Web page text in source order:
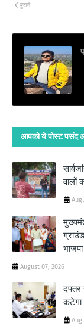
पुराने
आपको ये पोस्ट पसंद
वालों
August 07, 2026
दफ्तर
कटेगा